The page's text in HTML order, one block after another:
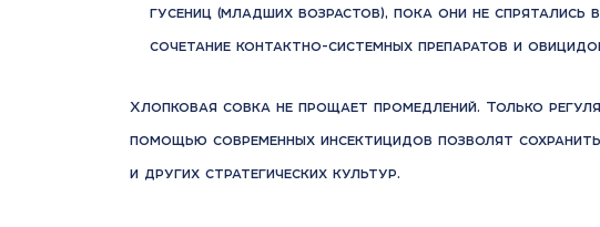
гусениц (младших возрастов), пока они не
сочетание контактно-системных препаратов и
Хлопковая совка не прощает промедлений. Только
помощью современных инсектицидов позволят
и других стратегических культур.